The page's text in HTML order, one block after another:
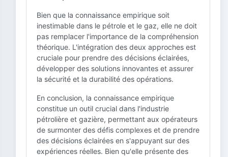
Bien que la connaissance empirique soit
inestimable dans le pétrole et le gaz, elle ne doit
pas remplacer l'importance de la compréhension
théorique. L'intégration des deux approches est
cruciale pour prendre des décisions éclairées,
développer des solutions innovantes et assurer
la sécurité et la durabilité des opérations.
En conclusion, la connaissance empirique
constitue un outil crucial dans l'industrie
pétrolière et gazière, permettant aux opérateurs
de surmonter des défis complexes et de prendre
des décisions éclairées en s'appuyant sur des
expériences réelles. Bien qu'elle présente des